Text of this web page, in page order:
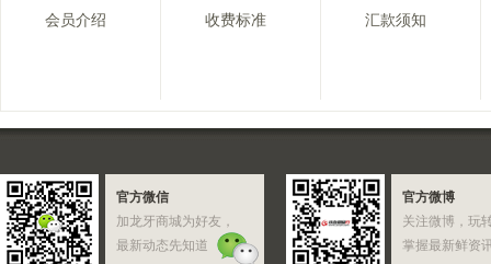
会员介绍
收费标准
汇款须知
官方微信
加龙牙商城为好友，
最新动态先知道
官方微博
关注微博，玩
掌握最新鲜资